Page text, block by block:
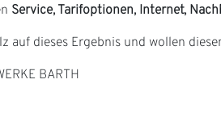
Service, Tarifoptionen, Internet,
auf dieses Ergebnis und wollen
BARTH